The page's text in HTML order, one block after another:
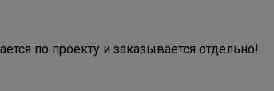
по проекту и заказывается отдельно!